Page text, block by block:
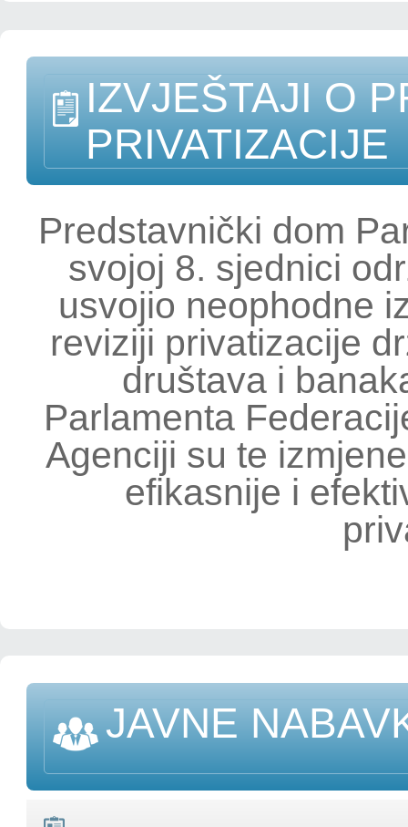
IZVJEŠTAJI O
PRIVATIZACIJE
Predstavnički dom
svojoj 8. sjednici
usvojio neophodne
reviziji privatizacije
društava i
Parlamenta
Agenciji su te
efikasnije i
JAVNE